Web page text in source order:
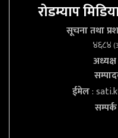
रोडम्याप
सूचना तथा
४६८४
अध्यक्ष
ईमेल:
सम्पर्क